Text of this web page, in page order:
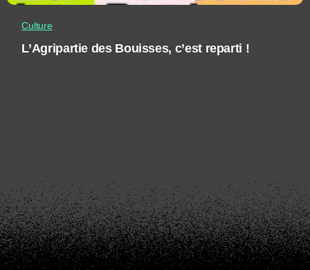
Culture
L’Agripartie des Bouisses, c’est reparti !